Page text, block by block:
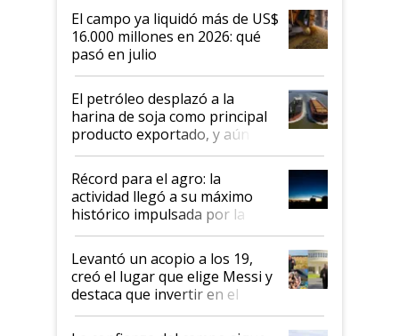
El campo ya liquidó más de US$
16.000 millones en 2026: qué
pasó en julio
El petróleo desplazó a la
harina de soja como principal
producto exportado, y aún así
el agro aportó casi seis de cada
diez dólares y sostuvo el
liderazgo en un semestre
récord
Récord para el agro: la
actividad llegó a su máximo
histórico impulsada por la
cosecha y las exportaciones
Levantó un acopio a los 19,
creó el lugar que elige Messi y
destaca que invertir en el
kirchnerismo era como "darle
plata a un hijo para droga":